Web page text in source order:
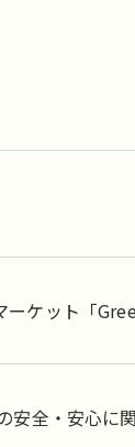
ケット「
安全・安心に